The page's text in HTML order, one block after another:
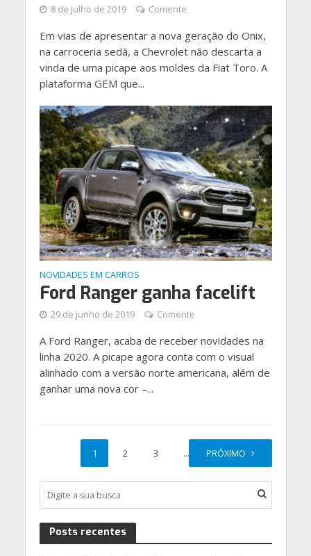
8 de julho de 2019 Comente
Em vias de apresentar a nova geração do Onix,
na carroceria sedã, a Chevrolet não descarta a
vinda de uma picape aos moldes da Fiat Toro. A
plataforma GEM que...
NOVIDADES EM CARROS
Ford Ranger ganha facelift
29 de junho de 2019 Comente
A Ford Ranger, acaba de receber novidades na
linha 2020. A picape agora conta com o visual
alinhado com a versão norte americana, além de
ganhar uma nova cor –...
1 2 3 … 8
PRÓXIMO
Posts recentes